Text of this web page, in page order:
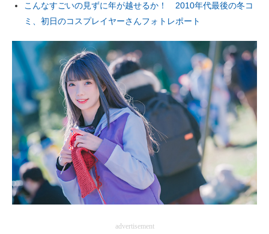
こんなすごいの見ずに年が越せるか！ 2010年代最後の冬コ
ミ、初日のコスプレイヤーさんフォトレポート
advertisement